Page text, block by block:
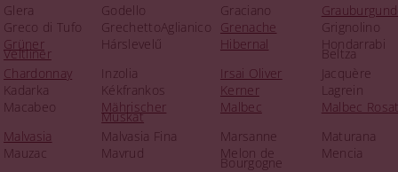
Glera
Godello Graciano
Greco di Tufo
GrechettoAglianico Grenache
Grignolino
Grüner
Veltliner
Hárslevelű Hibernal Hondarrabi
Beltza
Chardonnay
Inzolia Irsai Oliver
Jacquère
Kadarka
Kékfrankos Kerner
Lagrein
Macabeo
Mährischer
Muskat
Malbec
Malbec
Malvasia
Malvasia Fina Marsanne
Maturana
Mauzac
Mavrud Melon de
Bourgogne
Mencia